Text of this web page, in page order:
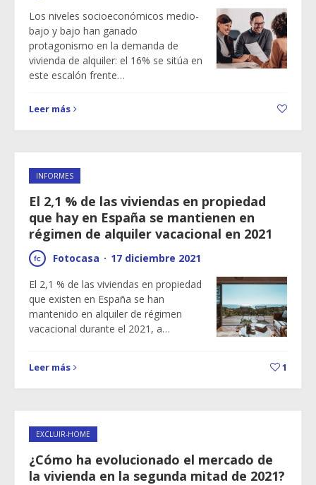
Los niveles socioeconómicos medio-
bajo y bajo han ganado
protagonismo en la demanda de
vivienda de alquiler: el 16% se sitúa en
este escalón frente…
Leer más
INFORMES
El 2,1 % de las viviendas en propiedad
que hay en España se mantienen en
régimen de alquiler vacacional en 2021
Fotocasa · 17 diciembre 2021
El 2,1 % de las viviendas en propiedad
que existen en España se han
mantenido en alquiler de régimen
vacacional durante el 2021, a…
Leer más 1
EXCLUIR-HOME
¿Cómo ha evolucionado el mercado de
la vivienda en la segunda mitad de 2021?